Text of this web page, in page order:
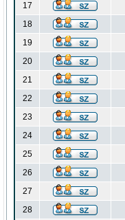
17
18
19
20
21
22
23
24
25
26
27
28